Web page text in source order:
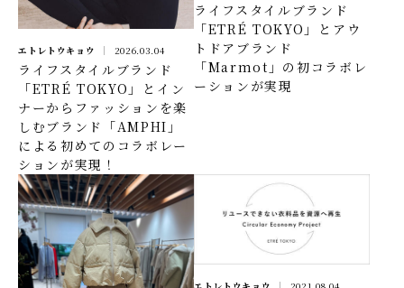
エトレトウキョウ 2026.03.04
ライフスタイルブランド
「ETRÉ TOKYO」とイン
ナーからファッションを楽
しむブランド「AMPHI」
による初めてのコラボレー
ションが実現！
ライフスタイルブランド
「ETRÉ TOKYO」とアウ
トドアブランド
「Marmot」の初コラボレ
ーションが実現